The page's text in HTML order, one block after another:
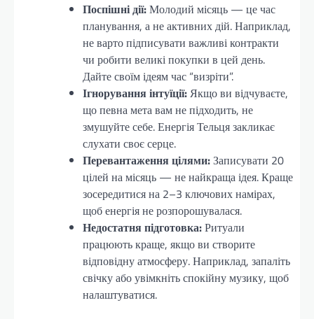
Поспішні дії:Молодий місяць — це час
планування, а не активних дій. Наприклад,
не варто підписувати важливі контракти
чи робити великі покупки в цей день.
Дайте своїм ідеям час “визріти”.
Ігнорування інтуїції:Якщо ви відчуваєте,
що певна мета вам не підходить, не
змушуйте себе. Енергія Тельця закликає
слухати своє серце.
Перевантаження цілями:Записувати 20
цілей на місяць — не найкраща ідея. Краще
зосередитися на 2–3 ключових намірах,
щоб енергія не розпорошувалася.
Недостатня підготовка:Ритуали
працюють краще, якщо ви створите
відповідну атмосферу. Наприклад, запаліть
свічку або увімкніть спокійну музику, щоб
налаштуватися.